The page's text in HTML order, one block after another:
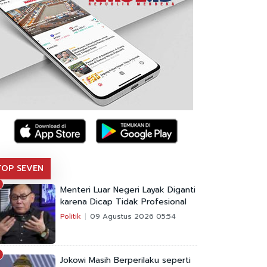
SEVEN
Menteri Luar Negeri Layak Diganti
karena Dicap Tidak Profesional
Politik 09 Agustus 2026 05:54
Jokowi Masih Berperilaku seperti